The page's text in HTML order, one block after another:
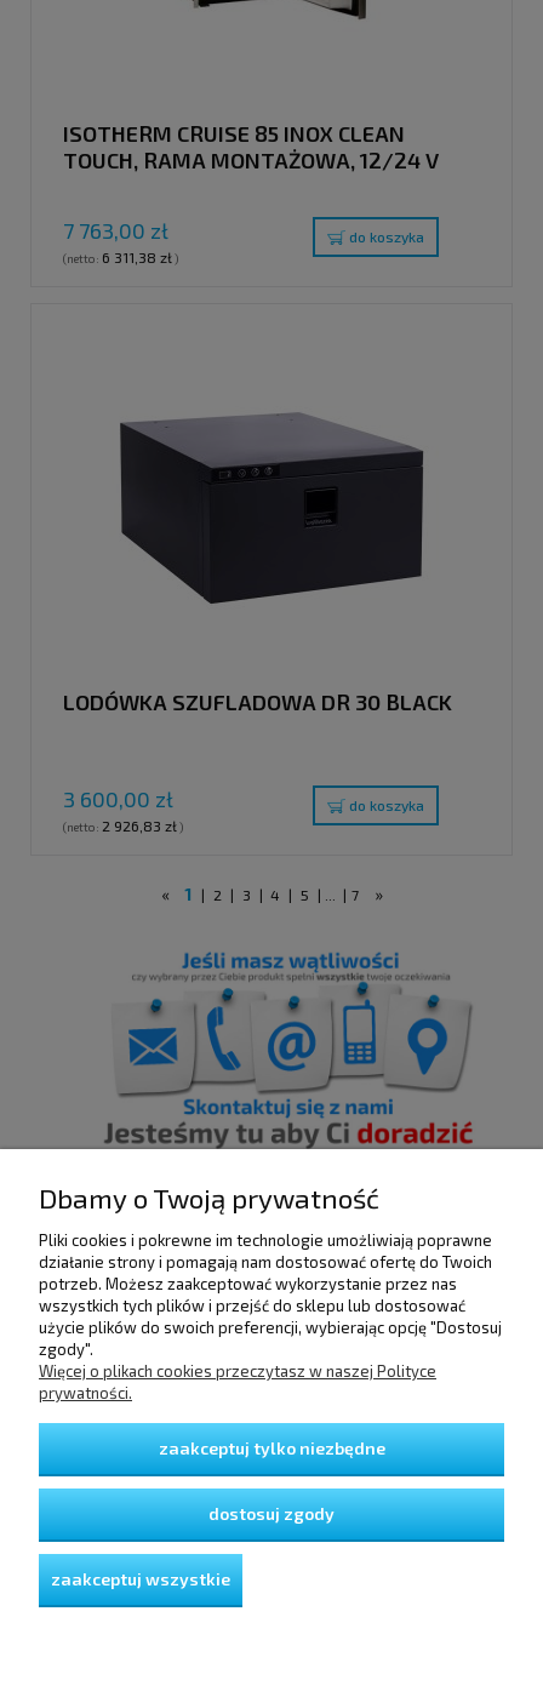
ISOTHERM CRUISE 85 INOX CLEAN
TOUCH, RAMA MONTAŻOWA, 12/24 V
7 763,00 zł
(netto: 6 311,38 zł)
do koszyka
LODÓWKA SZUFLADOWA DR 30 BLACK
3 600,00 zł
(netto: 2 926,83 zł)
do koszyka
« 1 | 2 | 3 | 4 | 5 | | 7 »
POMOC
DOSTAWA I PŁATNOŚCI
GWARANCJA I ZWROTY
O FIRMIE
Dbamy o Twoją prywatność
Pliki cookies i pokrewne im technologie umożliwiają poprawne
działanie strony i pomagają nam dostosować ofertę do Twoich
potrzeb. Możesz zaakceptować wykorzystanie przez nas
wszystkich tych plików i przejść do sklepu lub dostosować
użycie plików do swoich preferencji, wybierając opcję "Dostosuj
zgody".
Więcej o plikach cookies przeczytasz w naszej Polityce
prywatności.
zaakceptuj tylko niezbędne
dostosuj zgody
zaakceptuj wszystkie